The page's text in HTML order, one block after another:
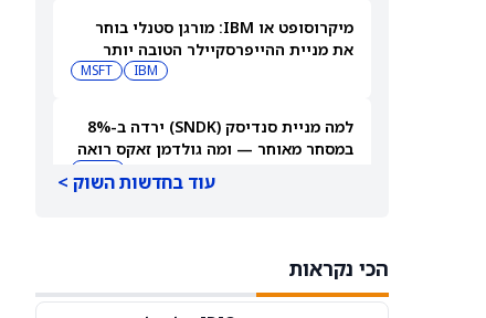
מיקרוסופט או IBM: מורגן סטנלי בוחר
את מניית ההייפרסקיילר הטובה יותר
IBM
MSFT
למה מניית סנדיסק (SNDK) ירדה ב-8%
במסחר מאוחר — ומה גולדמן זאקס רואה
שיקרה בהמשך
עוד בחדשות השוק >
הכי נקראות